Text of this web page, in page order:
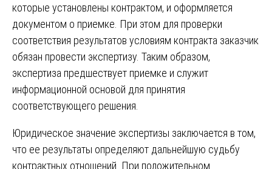
которые установлены контрактом, и оформляется
документом о приемке. При этом для проверки
соответствия результатов условиям контракта заказчик
обязан провести экспертизу. Таким образом,
экспертиза предшествует приемке и служит
информационной основой для принятия
соответствующего решения.
Юридическое значение экспертизы заключается в том,
что ее результаты определяют дальнейшую судьбу
контрактных отношений. При положительном